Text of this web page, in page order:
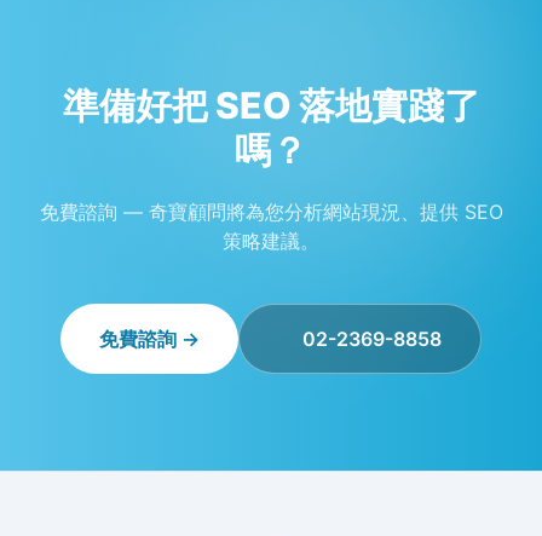
準備好把 SEO 落地實踐了
嗎？
免費諮詢 — 奇寶顧問將為您分析網站現況、提供 SEO
策略建議。
免費諮詢 → 02-2369-8858